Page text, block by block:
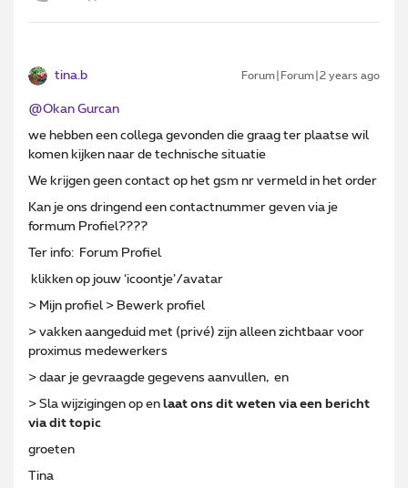
tina.b Forum|Forum|2 years ago
@Okan Gurcan
we hebben een collega gevonden die graag ter plaatse wil
komen kijken naar de technische situatie
We krijgen geen contact op het gsm nr vermeld in het order
Kan je ons dringend een contactnummer geven via je
formum Profiel????
Ter info: Forum Profiel
klikken op jouw ‘icoontje’/avatar
> Mijn profiel > Bewerk profiel
> vakken aangeduid met (privé) zijn alleen zichtbaar voor
proximus medewerkers
> daar je gevraagde gegevens aanvullen, en
> Sla wijzigingen op en laat ons dit weten via een bericht
via dit topic
groeten
Tina